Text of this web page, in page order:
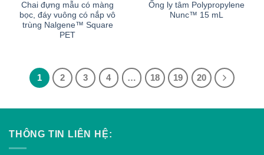
Chai đựng mẫu có màng
bọc, đáy vuông có nắp vô
trùng Nalgene™ Square
PET
Ống ly tâm Polypropylene
Nunc™ 15 mL
1 2 3 4 … 18 19 20
THÔNG TIN LIÊN HỆ: